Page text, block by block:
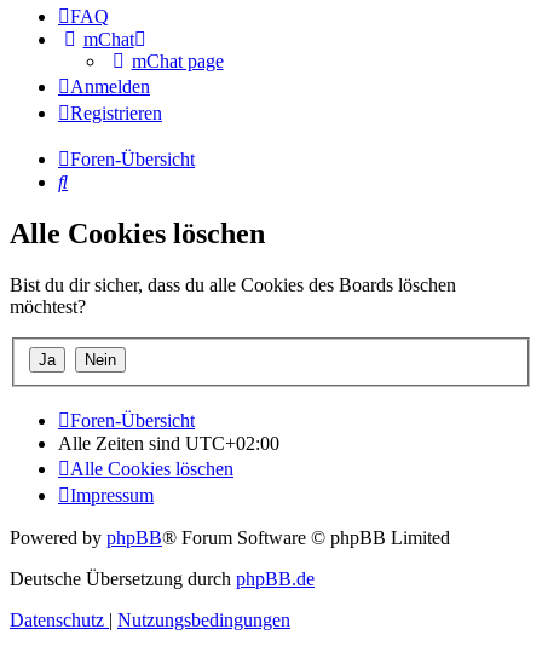
FAQ
mChat
mChat page
Anmelden
Registrieren
Foren-Übersicht
Suche
Alle Cookies löschen
Bist du dir sicher, dass du alle Cookies des Boards löschen
möchtest?
Foren-Übersicht
Alle Zeiten sind UTC+02:00
Alle Cookies löschen
Impressum
Powered by phpBB® Forum Software © phpBB Limited
Deutsche Übersetzung durch phpBB.de
Datenschutz | Nutzungsbedingungen